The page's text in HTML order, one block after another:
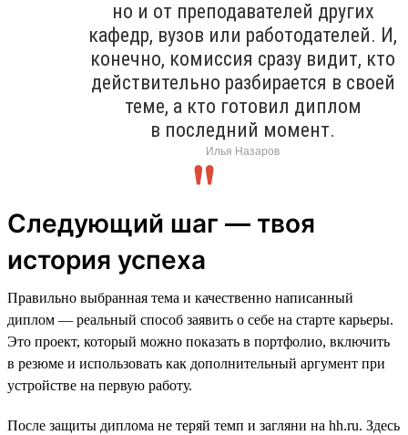
но и от преподавателей других
кафедр, вузов или работодателей. И,
конечно, комиссия сразу видит, кто
действительно разбирается в своей
теме, а кто готовил диплом
в последний момент.
Илья Назаров
Следующий шаг — твоя
история успеха
Правильно выбранная тема и качественно написанный
диплом — реальный способ заявить о себе на старте карьеры.
Это проект, который можно показать в портфолио, включить
в резюме и использовать как дополнительный аргумент при
устройстве на первую работу.
После защиты диплома не теряй темп и загляни на hh.ru. Здесь